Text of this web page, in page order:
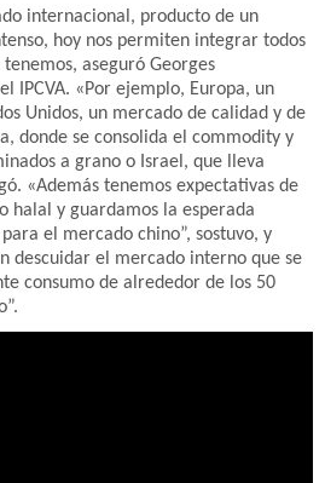
internacional, producto de un
hoy nos permiten integrar todos
aseguró Georges
IPCVA. «Por ejemplo, Europa, un
Unidos, un mercado de calidad y de
donde se consolida el commodity y
a grano o Israel, que lleva
«Además tenemos expectativas de
halal y guardamos la esperada
el mercado chino”, sostuvo, y
descuidar el mercado interno que se
consumo de alrededor de los 50